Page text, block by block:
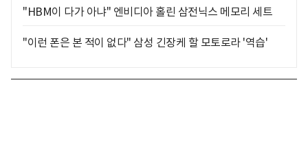
"HBM이 다가 아냐" 엔비디아 홀린 삼전닉스 메모리 세트
"이런 폰은 본 적이 없다" 삼성 긴장케 할 모토로라 '역습'